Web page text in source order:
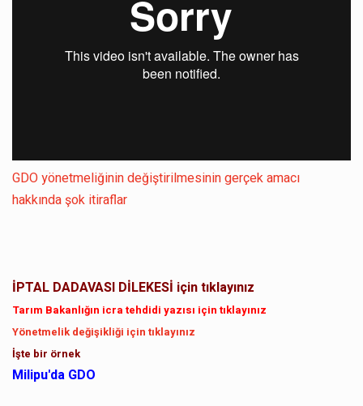
GDO yönetmeliğinin değiştirilmesinin gerçek amacı
hakkında şok itiraflar
İPTAL DADAVASI DİLEKESİ için tıklayınız
Tarım Bakanlığın icra tehdidi yazısı için tıklayınız
Yönetmelik değişikliği için tıklayınız
İşte bir örnek
Milipu'da GDO